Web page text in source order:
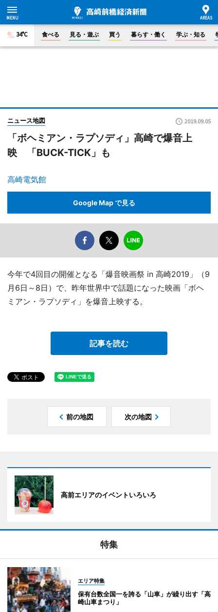
34°C 食べる 見る・遊ぶ 買う 暮らす・働く 学ぶ・知る
ニュース地図 2019.09.05
「ボヘミアン・ラプソディ」高崎で爆音上
映 「BUCK-TICK」も
高崎電気館
Google Map で見る
今年で4回目の開催となる「爆音映画祭 in 高崎2019」（9
月6日～8日）で、昨年世界中で話題になった映画「ボヘ
ミアン・ラプソディ」を爆音上映する。
記事を読む
前の地図 次の地図
高前エリアのイベントいろいろ
特集
エリア特集
保有台数全国一を誇る「山車」が繰り出す「高
崎山車まつり」